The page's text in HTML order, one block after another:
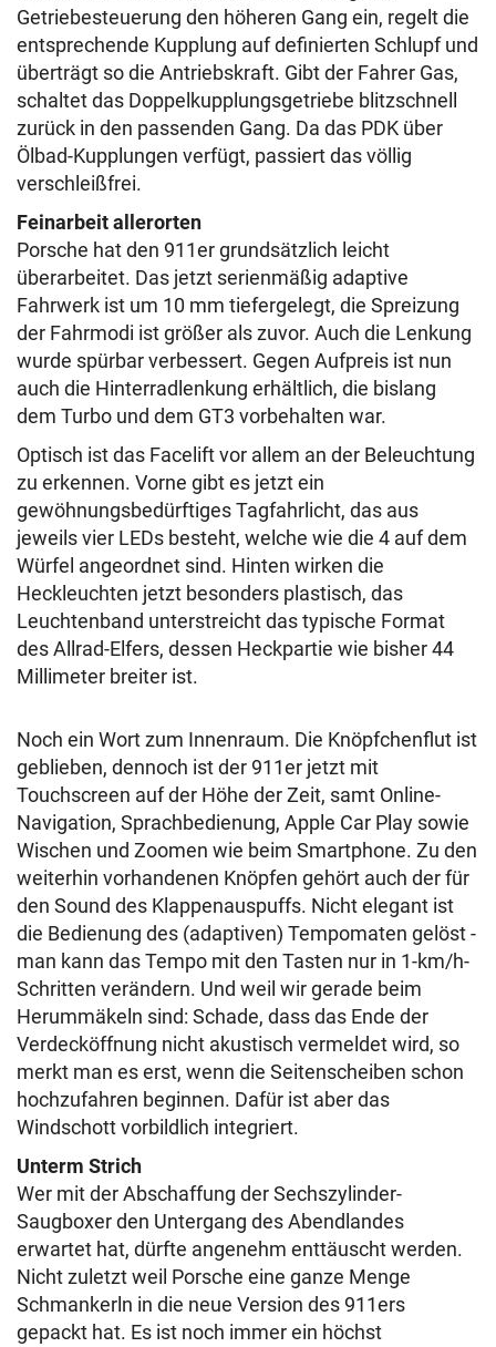
Getriebesteuerung den höheren Gang ein, regelt die
entsprechende Kupplung auf definierten Schlupf und
überträgt so die Antriebskraft. Gibt der Fahrer Gas,
schaltet das Doppelkupplungsgetriebe blitzschnell
zurück in den passenden Gang. Da das PDK über
Ölbad-Kupplungen verfügt, passiert das völlig
verschleißfrei.
Feinarbeit allerorten
Porsche hat den 911er grundsätzlich leicht
überarbeitet. Das jetzt serienmäßig adaptive
Fahrwerk ist um 10 mm tiefergelegt, die Spreizung
der Fahrmodi ist größer als zuvor. Auch die Lenkung
wurde spürbar verbessert. Gegen Aufpreis ist nun
auch die Hinterradlenkung erhältlich, die bislang
dem Turbo und dem GT3 vorbehalten war.
Optisch ist das Facelift vor allem an der Beleuchtung
zu erkennen. Vorne gibt es jetzt ein
gewöhnungsbedürftiges Tagfahrlicht, das aus
jeweils vier LEDs besteht, welche wie die 4 auf dem
Würfel angeordnet sind. Hinten wirken die
Heckleuchten jetzt besonders plastisch, das
Leuchtenband unterstreicht das typische Format
des Allrad-Elfers, dessen Heckpartie wie bisher 44
Millimeter breiter ist.
Noch ein Wort zum Innenraum. Die Knöpfchenflut ist
geblieben, dennoch ist der 911er jetzt mit
Touchscreen auf der Höhe der Zeit, samt Online-
Navigation, Sprachbedienung, Apple Car Play sowie
Wischen und Zoomen wie beim Smartphone. Zu den
weiterhin vorhandenen Knöpfen gehört auch der für
den Sound des Klappenauspuffs. Nicht elegant ist
die Bedienung des (adaptiven) Tempomaten gelöst -
man kann das Tempo mit den Tasten nur in 1-km/h-
Schritten verändern. Und weil wir gerade beim
Herummäkeln sind: Schade, dass das Ende der
Verdecköffnung nicht akustisch vermeldet wird, so
merkt man es erst, wenn die Seitenscheiben schon
hochzufahren beginnen. Dafür ist aber das
Windschott vorbildlich integriert.
Unterm Strich
Wer mit der Abschaffung der Sechszylinder-
Saugboxer den Untergang des Abendlandes
erwartet hat, dürfte angenehm enttäuscht werden.
Nicht zuletzt weil Porsche eine ganze Menge
Schmankerln in die neue Version des 911ers
gepackt hat. Es ist noch immer ein höchst